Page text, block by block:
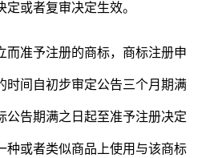
或者复审决定生效。
准予注册的商标，商标注册申
时间自初步审定公告三个月期满
公告期满之日起至准予注册决定
种或者类似商品上使用与该商标